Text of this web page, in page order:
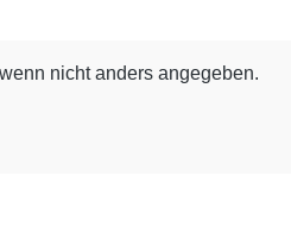
nicht anders angegeben.